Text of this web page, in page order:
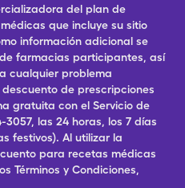
del plan de
que incluye su sitio
información adicional se
farmacias participantes, así
cualquier problema
de prescripciones
gratuita con el Servicio de
las 24 horas, los 7 días
festivos). Al utilizar la
para recetas médicas
Términos y Condiciones,